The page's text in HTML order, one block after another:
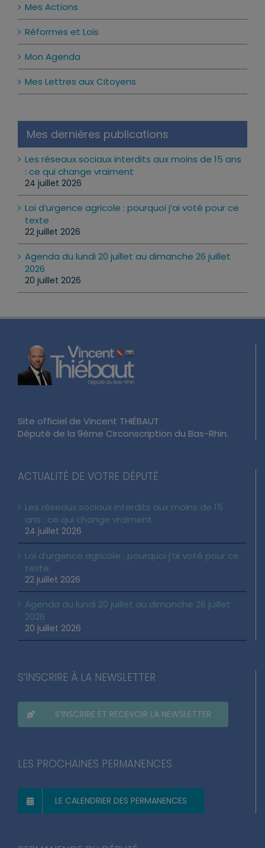
Mes Actions
Réformes et Lois
Mon Agenda
Mes Lettres aux Citoyens
Mes dernières publications
Les réseaux sociaux interdits aux moins de 15 ans
: ce qui change vraiment
24 juillet 2026
Loi d’urgence agricole : pourquoi j’ai voté pour ce
texte
22 juillet 2026
Agenda du lundi 20 juillet au dimanche 26 juillet
2026
20 juillet 2026
Site officiel de Vincent THIÉBAUT
Député de la 9ème Circonscription du Bas-Rhin.
ACTUALITÉ DE VOTRE DÉPUTÉ
Les réseaux sociaux interdits aux moins de 15
ans : ce qui change vraiment
24 juillet 2026
Loi d’urgence agricole : pourquoi j’ai voté pour ce
texte
22 juillet 2026
Agenda du lundi 20 juillet au dimanche 26 juillet
2026
20 juillet 2026
S’INSCRIRE À LA NEWSLETTER
S’INSCRIRE ET RECEVOIR LA NEWSLETTER
LES PROCHAINES PERMANENCES
LE CALENDRIER DES PERMANENCES